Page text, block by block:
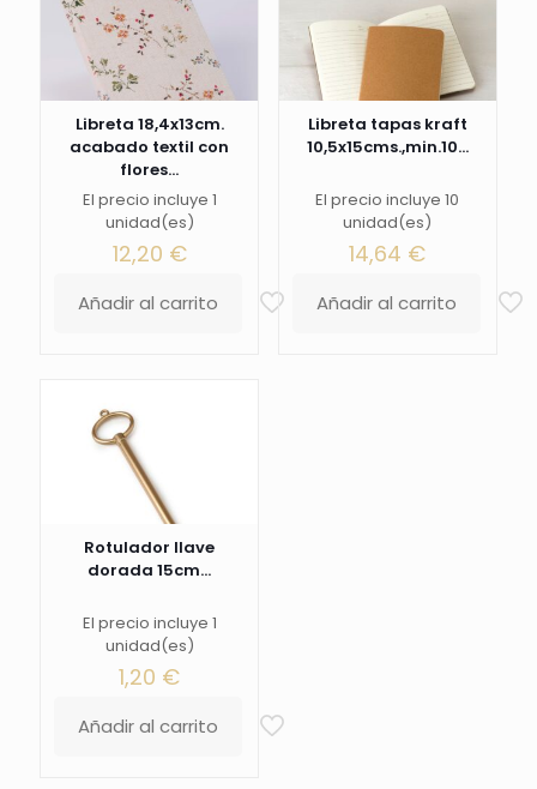
Libreta 18,4x13cm.
acabado textil con
flores...
El precio incluye 1
unidad(es)
12,20 €
Añadir al carrito
Libreta tapas kraft
10,5x15cms.,min.10...
El precio incluye 10
unidad(es)
14,64 €
Añadir al carrito
Rotulador llave
dorada 15cm...
El precio incluye 1
unidad(es)
1,20 €
Añadir al carrito